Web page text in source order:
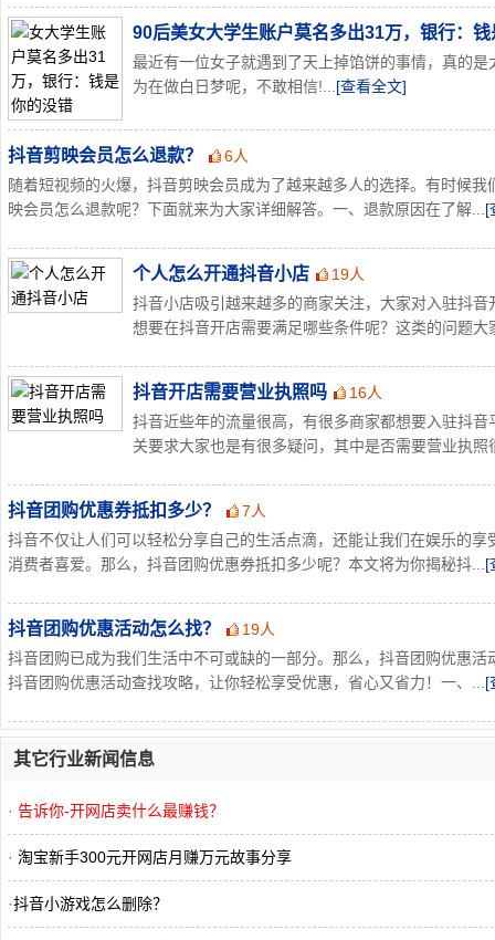
90后美女大学生账户莫名多出31万，银行：
最近有一位女子就遇到了天上掉馅饼的事情，真的
为在做白日梦呢，不敢相信!... [查看全文]
抖音剪映会员怎么退款？
6人
随着短视频的火爆，抖音剪映会员成为了越来越多人的选择。有时候
映会员怎么退款呢？下面就来为大家详细解答。一、退款原因在了解... [
个人怎么开通抖音小店
19人
抖音小店吸引越来越多的商家关注，大家对入驻抖
想要在抖音开店需要满足哪些条件呢？这类的问题大
抖音开店需要营业执照吗
16人
抖音近些年的流量很高，有很多商家都想要入驻抖
关要求大家也是有很多疑问，其中是否需要营业执照
抖音团购优惠券抵扣多少？
7人
抖音不仅让人们可以轻松分享自己的生活点滴，还能让我们在娱乐的
消费者喜爱。那么，抖音团购优惠券抵扣多少呢？本文将为你揭秘抖... [
抖音团购优惠活动怎么找？
19人
抖音团购已成为我们生活中不可或缺的一部分。那么，抖音团购优惠
抖音团购优惠活动查找攻略，让你轻松享受优惠，省心又省力！一、... [
其它行业新闻信息
· 告诉你-开网店卖什么最赚钱？
· 淘宝新手300元开网店月赚万元故事分享
·抖音小游戏怎么删除？